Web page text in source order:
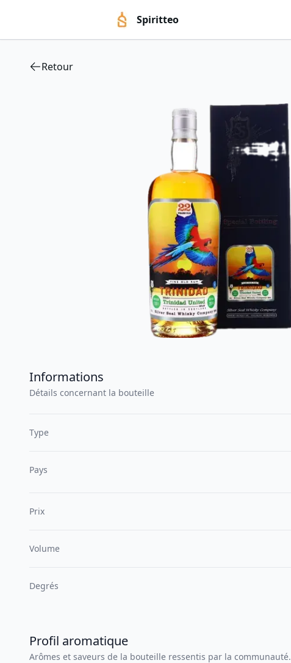
Spiritteo
Retour
Informations
Détails concernant la bouteille
Type
Pays
Prix
Volume
Degrés
Profil aromatique
Arômes et saveurs de la bouteille ressentis par la communauté.